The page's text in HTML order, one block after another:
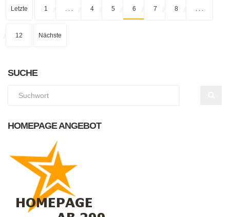
Letzte 1 4 5 6 7 8
12 Nächste
SUCHE
HOMEPAGE ANGEBOT